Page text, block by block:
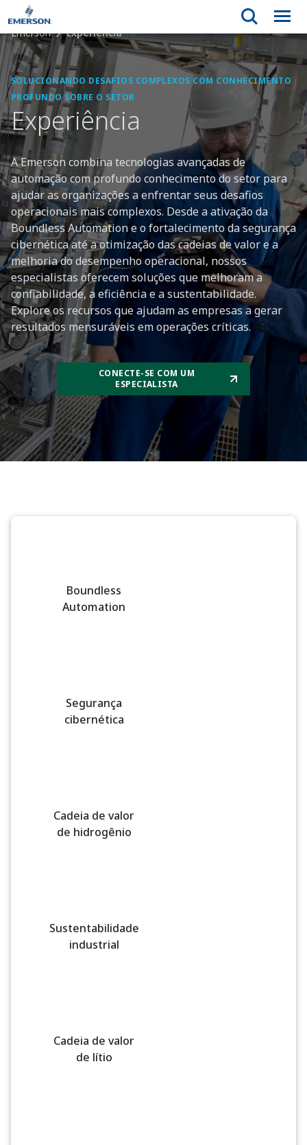
Emerson Experiência
SOLUCIONANDO DESAFIOS COMPLEXOS COM CONHECIMENTO
PROFUNDO SOBRE O SETOR
Experiência
A Emerson combina tecnologias avançadas de
automação com profundo conhecimento do setor para
ajudar as organizações a enfrentar seus desafios
operacionais mais complexos. Desde a ativação da
Boundless Automation e o fortalecimento da segurança
cibernética até a otimização das cadeias de valor e a
melhoria do desempenho operacional, nossos
especialistas oferecem soluções que melhoram a
confiabilidade, a eficiência e a sustentabilidade.
Explore os recursos que ajudam as empresas a gerar
resultados mensuráveis em operações críticas.
CONECTE-SE COM UM
ESPECIALISTA
Boundless
Automation
Segurança
cibernética
Cadeia de valor
de hidrogênio
Sustentabilidade
industrial
Cadeia de valor
de lítio